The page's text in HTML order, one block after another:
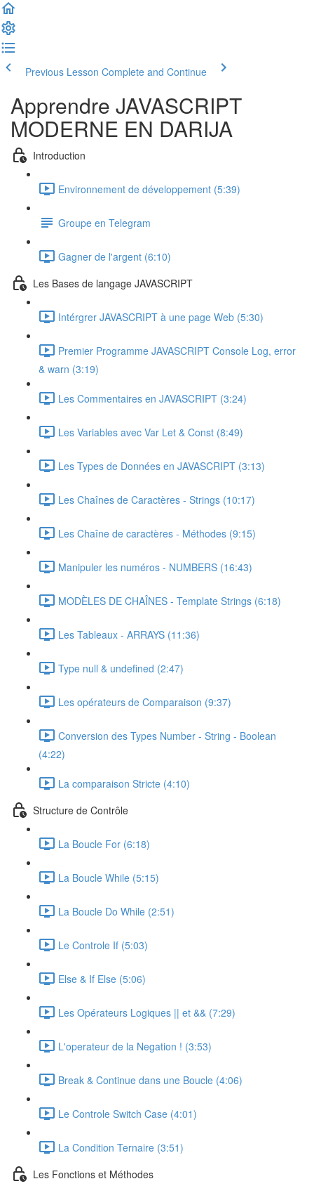
Previous Lesson Complete and Continue
Apprendre JAVASCRIPT
MODERNE EN DARIJA
Introduction
Environnement de développement (5:39)
Groupe en Telegram
Gagner de l'argent (6:10)
Les Bases de langage JAVASCRIPT
Intérgrer JAVASCRIPT à une page Web (5:30)
Premier Programme JAVASCRIPT Console Log, error
& warn (3:19)
Les Commentaires en JAVASCRIPT (3:24)
Les Variables avec Var Let & Const (8:49)
Les Types de Données en JAVASCRIPT (3:13)
Les Chaînes de Caractères - Strings (10:17)
Les Chaîne de caractères - Méthodes (9:15)
Manipuler les numéros - NUMBERS (16:43)
MODÈLES DE CHAÎNES - Template Strings (6:18)
Les Tableaux - ARRAYS (11:36)
Type null & undefined (2:47)
Les opérateurs de Comparaison (9:37)
Conversion des Types Number - String - Boolean
(4:22)
La comparaison Stricte (4:10)
Structure de Contrôle
La Boucle For (6:18)
La Boucle While (5:15)
La Boucle Do While (2:51)
Le Controle If (5:03)
Else & If Else (5:06)
Les Opérateurs Logiques || et && (7:29)
L'operateur de la Negation ! (3:53)
Break & Continue dans une Boucle (4:06)
Le Controle Switch Case (4:01)
La Condition Ternaire (3:51)
Les Fonctions et Méthodes